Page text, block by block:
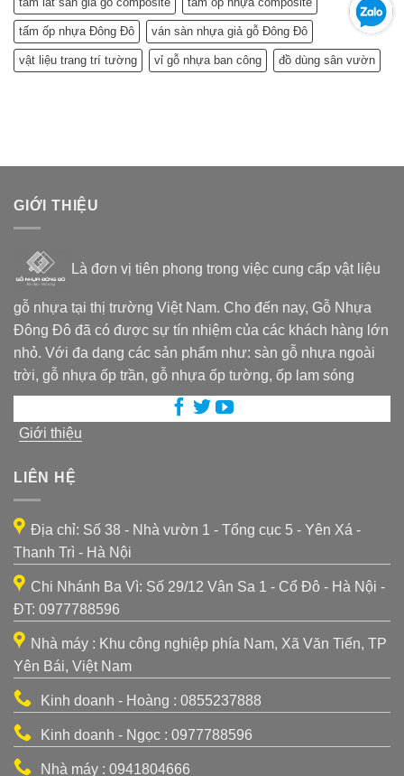
tấm ốp nhựa Đông Đô ván sàn nhựa giả gỗ Đông Đô
vật liệu trang trí tường vỉ gỗ nhựa ban công đồ dùng sân vườn
GIỚI THIỆU
Là đơn vị tiên phong trong việc cung cấp vật liệu
gỗ nhựa tại thị trường Việt Nam. Cho đến nay, Gỗ Nhựa
Đông Đô đã có được sự tín nhiệm của các khách hàng lớn
nhỏ. Với đa dạng các sản phẩm như: sàn gỗ nhựa ngoài
trời, gỗ nhựa ốp trần, gỗ nhựa ốp tường, ốp lam sóng
Giới thiệu
LIÊN HỆ
Địa chỉ: Số 38 - Nhà vườn 1 - Tổng cục 5 - Yên Xá -
Thanh Trì - Hà Nội
Chi Nhánh Ba Vì: Số 29/12 Vân Sa 1 - Cổ Đô - Hà Nội -
ĐT: 0977788596
Nhà máy : Khu công nghiệp phía Nam, Xã Văn Tiến, TP
Yên Bái, Việt Nam
Kinh doanh - Hoàng : 0855237888
Kinh doanh - Ngọc : 0977788596
Nhà máy : 0941804666